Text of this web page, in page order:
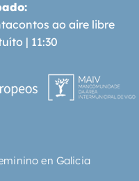
ao aire libre
| 11:30
en Galicia